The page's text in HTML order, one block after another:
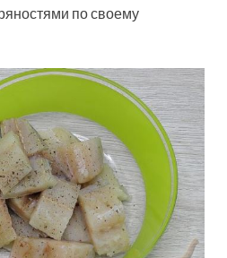
по своему